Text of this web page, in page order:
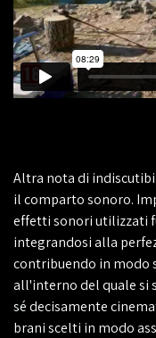
Altra nota di
il comparto sonoro.
effetti sonori utilizzati
integrandosi alla
contribuendo in modo
all'interno del quale si
sé decisamente
brani scelti in modo